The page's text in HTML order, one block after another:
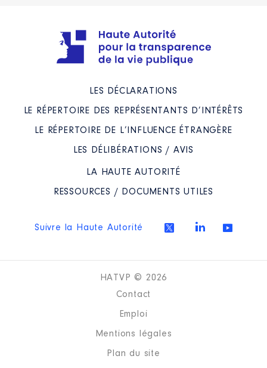
LES DÉCLARATIONS
LE RÉPERTOIRE DES REPRÉSENTANTS D’INTÉRÊTS
LE RÉPERTOIRE DE L’INFLUENCE ÉTRANGÈRE
LES DÉLIBÉRATIONS / AVIS
LA HAUTE AUTORITÉ
RESSOURCES / DOCUMENTS UTILES
Suivre la Haute Autorité
HATVP © 2026
Contact
Emploi
Mentions légales
Plan du site